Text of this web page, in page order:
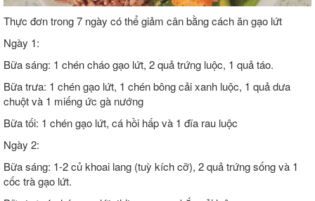
Thực đơn trong 7 ngày có thể giảm cân bằng cách ăn gạo lứt
Ngày 1:
Bữa sáng: 1 chén cháo gạo lứt, 2 quả trứng luộc, 1 quả táo.
Bữa trưa: 1 chén gạo lứt, 1 chén bông cải xanh luộc, 1 quả dưa
chuột và 1 miếng ức gà nướng
Bữa tối: 1 chén gạo lứt, cá hồi hấp và 1 đĩa rau luộc
Ngày 2:
Bữa sáng: 1-2 củ khoai lang (tuỳ kích cỡ), 2 quả trứng sống và 1
cốc trà gạo lứt.